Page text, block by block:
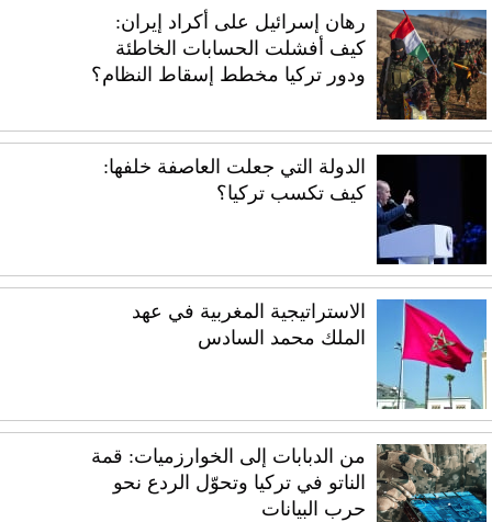
رهان إسرائيل على أكراد إيران:
كيف أفشلت الحسابات الخاطئة
ودور تركيا مخطط إسقاط النظام؟
الدولة التي جعلت العاصفة خلفها:
كيف تكسب تركيا؟
الاستراتيجية المغربية في عهد
الملك محمد السادس
من الدبابات إلى الخوارزميات: قمة
الناتو في تركيا وتحوّل الردع نحو
حرب البيانات